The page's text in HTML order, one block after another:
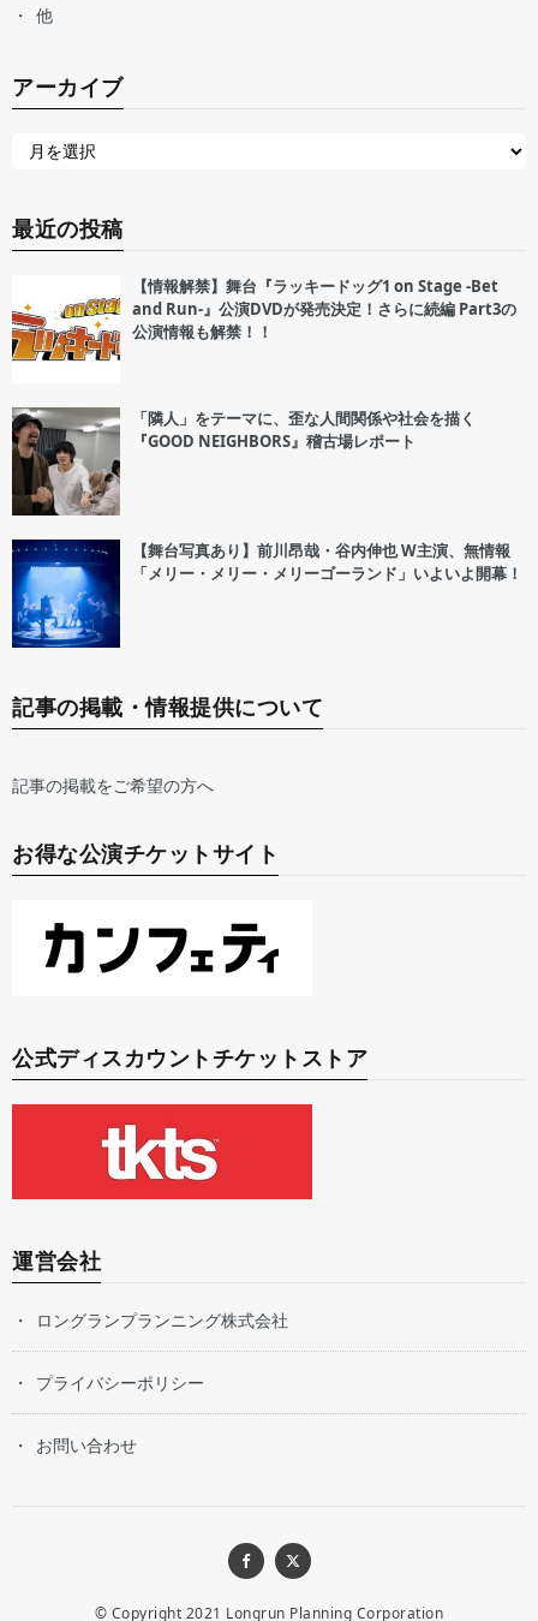
他
アーカイブ
最近の投稿
【情報解禁】舞台『ラッキードッグ1 on Stage -Bet
and Run-』公演DVDが発売決定！さらに続編 Part3の
公演情報も解禁！！
「隣人」をテーマに、歪な人間関係や社会を描く
『GOOD NEIGHBORS』稽古場レポート
【舞台写真あり】前川昂哉・谷内伸也 W主演、無情報
「メリー・メリー・メリーゴーランド」いよいよ開幕！
記事の掲載・情報提供について
記事の掲載をご希望の方へ
お得な公演チケットサイト
公式ディスカウントチケットストア
運営会社
ロングランプランニング株式会社
プライバシーポリシー
お問い合わせ
© Copyright 2021 Longrun Planning Corporation